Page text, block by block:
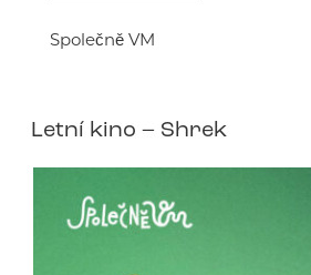
Společně VM
Letní kino – Shrek